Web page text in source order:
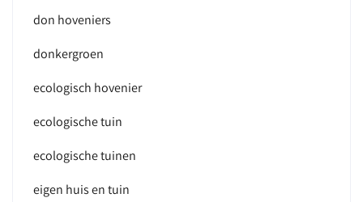
don hoveniers
donkergroen
ecologisch hovenier
ecologische tuin
ecologische tuinen
eigen huis en tuin